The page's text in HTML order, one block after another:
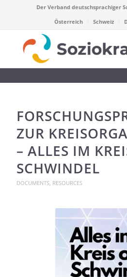
Der Verband deutschsprachiger
Österreich
Schweiz
ZUR
– ALLES IM
SCHWINDEL
DOCUMENTS, RESOURCES